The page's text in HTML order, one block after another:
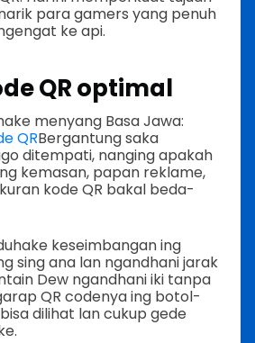
para gamers yang penuh
ke api.
QR optimal
menyang Basa Jawa:
QRBergantung saka
ditempati, nanging apakah
kemasan, papan reklame,
kode QR bakal beda-
keseimbangan ing
sing ana lan ngandhani jarak
Dew ngandhani iki tanpa
QR codenya ing botol-
dilihat lan cukup gede